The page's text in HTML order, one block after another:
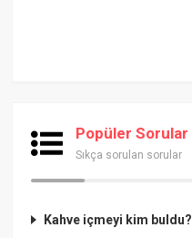
Popüler Sorular
Sıkça sorulan sorular
Kahve içmeyi kim buldu?